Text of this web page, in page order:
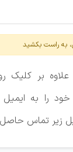
به راست بکشید
بر کلیک
خود را به
زیر تماس